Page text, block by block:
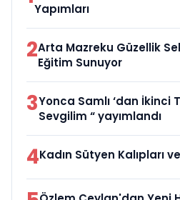
Yapımları
2Arta Mazreku Güzellik
Eğitim Sunuyor
3Yonca Samlı ‘dan İkinci
Sevgilim “ yayımlandı
4Kadın Sütyen Kalıpları